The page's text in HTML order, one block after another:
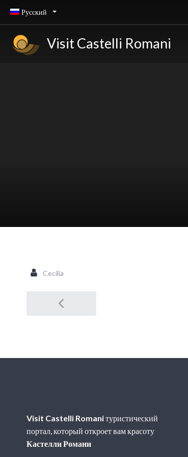
Русский
Visit Castelli Romani
Cecilia
Post
navigation
Visit Castelli Romaniтуристический
портал, который откроет вам красоту
Кастелли Романи